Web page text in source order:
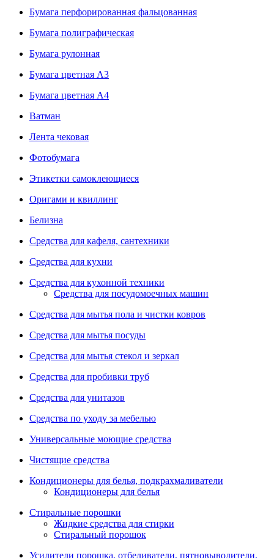
Бумага перфорированная фальцованная
Бумага полиграфическая
Бумага рулонная
Бумага цветная А3
Бумага цветная А4
Ватман
Лента чековая
Фотобумага
Этикетки самоклеющиеся
Оригами и квиллинг
Белизна
Средства для кафеля, сантехники
Средства для кухни
Средства для кухонной техники
Средства для посудомоечных машин
Средства для мытья пола и чистки ковров
Средства для мытья посуды
Средства для мытья стекол и зеркал
Средства для пробивки труб
Средства для унитазов
Средства по уходу за мебелью
Универсальные моющие средства
Чистящие средства
Кондиционеры для белья, подкрахмаливатели
Кондиционеры для белья
Стиральные порошки
Жидкие средства для стирки
Стиральный порошок
Усилители порошка, отбеливатели, пятновыводители,